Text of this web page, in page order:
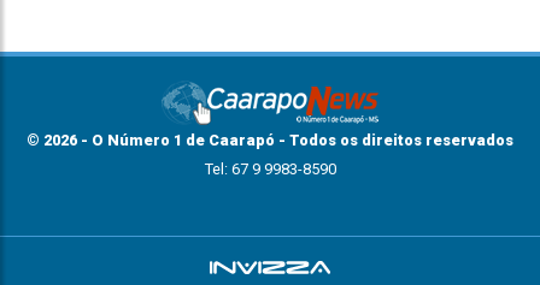
© 2026 - O Número 1 de Caarapó - Todos os direitos reservados
Tel: 67 9 9983-8590